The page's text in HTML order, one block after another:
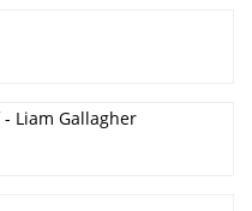
- Liam Gallagher